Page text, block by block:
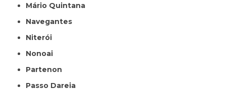
Mário Quintana
Navegantes
Niterói
Nonoai
Partenon
Passo Dareia